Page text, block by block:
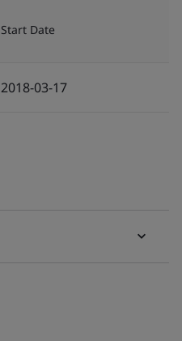
Start Date
2018-03-17